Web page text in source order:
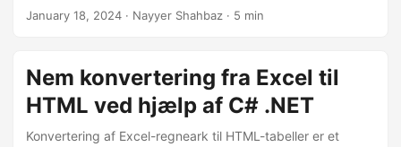
HTML for en forbedret onlineoplevelse.
January 18, 2024 · Nayyer Shahbaz · 5 min
Nem konvertering fra Excel til
HTML ved hjælp af C# .NET
Konvertering af Excel-regneark til HTML-tabeller er et